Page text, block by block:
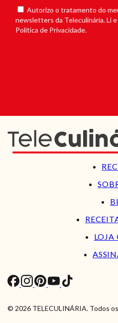
Autorizo o tratamento do
newsletters da Teleculinária. Li
Política de Privacidade.
LOJA
© 2026 TELECULINÁRIA. Todos